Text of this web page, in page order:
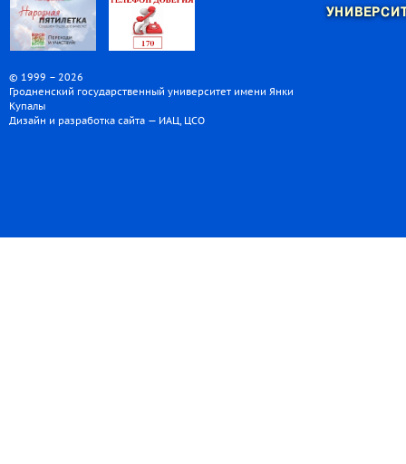
© 1999 – 2026
Гродненский государственный университет имени Янки
Купалы
Дизайн и разработка сайта — ИАЦ, ЦСО